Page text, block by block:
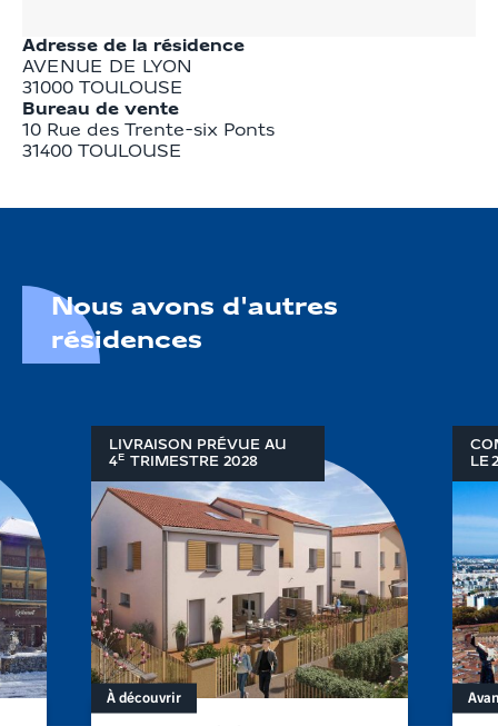
Adresse de la résidence
AVENUE DE LYON
31000 TOULOUSE
Bureau de vente
10 Rue des Trente-six Ponts
31400 TOULOUSE
Nous avons d'autres
résidences
LIVRAISON PRÉVUE AU
4E TRIMESTRE 2028
À découvrir
LE